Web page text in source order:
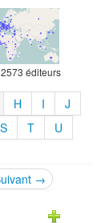
éditeurs
H I
J
S T
U
→